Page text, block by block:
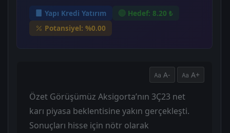
Yapı Kredi Yatırım
Hedef: 8.20 ₺
Potansiyel: %0.00
A- A+
Özet Görüşümüz Aksigorta’nın 3Ç23 net
karı piyasa beklentisine yakın gerçekleşti.
Sonuçları hisse için nötr olarak